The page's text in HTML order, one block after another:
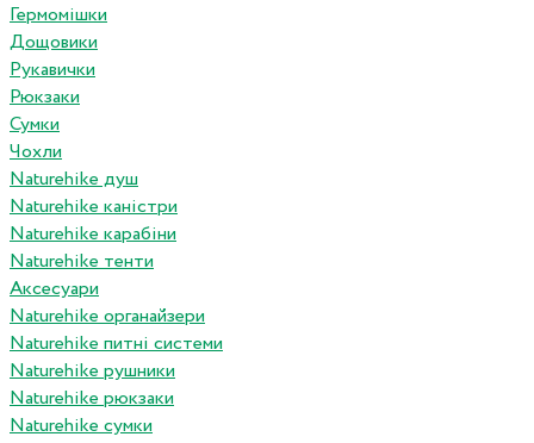
Гермомішки
Дощовики
Рукавички
Рюкзаки
Сумки
Чохли
Naturehike душ
Naturehike каністри
Naturehike карабіни
Naturehike тенти
Аксесуари
Naturehike органайзери
Naturehike питні системи
Naturehike рушники
Naturehike рюкзаки
Naturehike сумки